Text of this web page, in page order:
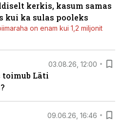
kerkis, kasum samas
kui ka sulas pooleks
on enam kui 1,2 miljonit
03.08.26, 12:00
toimub Läti
09.06.26, 16:46